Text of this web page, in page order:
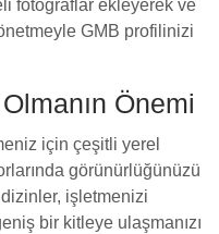
fotoğraflar ekleyerek ve
GMB profilinizi
Önemi
için çeşitli yerel
görünürlüğünüzü
işletmenizi
bir kitleye ulaşmanızı